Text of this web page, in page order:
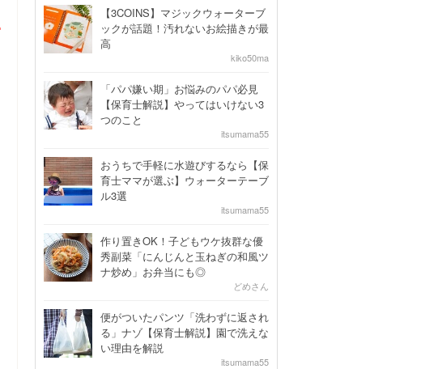
【3COINS】マジックウォーターブ
ックが話題！汚れないお絵描きが最
高
kiko50ma
「パパ嫌い期」お悩みのパパ必見
【保育士解説】やってはいけない3
つのこと
itsumama55
おうちで手軽に水遊びするなら【保
育士ママが選ぶ】ウォーターテーブ
ル3選
itsumama55
作り置きOK！子どもウケ抜群な優
秀副菜「にんじんと玉ねぎの和風ツ
ナ炒め」お弁当にも◎
どめさん
便がついたパンツ「洗わずに返され
る」ナゾ【保育士解説】園で洗えな
い理由を解説
itsumama55